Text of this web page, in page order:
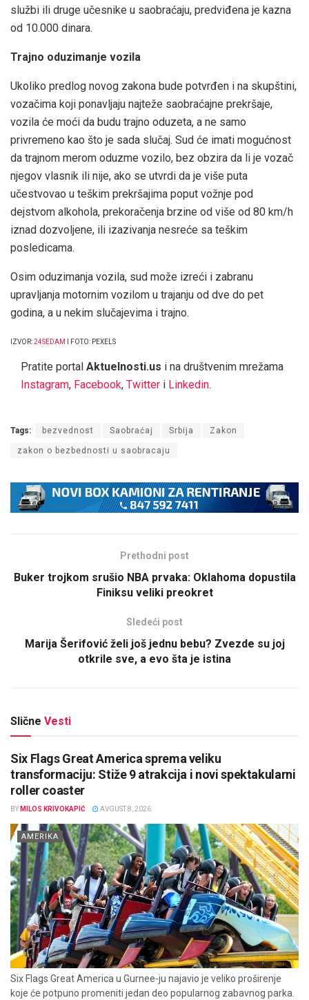
službi ili druge učesnike u saobraćaju, predviđena je kazna
od 10.000 dinara.
Trajno oduzimanje vozila
Ukoliko predlog novog zakona bude potvrđen i na skupštini,
vozačima koji ponavljaju najteže saobraćajne prekršaje,
vozila će moći da budu trajno oduzeta, a ne samo
privremeno kao što je sada slučaj. Sud će imati mogućnost
da trajnom merom oduzme vozilo, bez obzira da li je vozač
njegov vlasnik ili nije, ako se utvrdi da je više puta
učestvovao u teškim prekršajima poput vožnje pod
dejstvom alkohola, prekoračenja brzine od više od 80 km/h
iznad dozvoljene, ili izazivanja nesreće sa teškim
posledicama.
Osim oduzimanja vozila, sud može izreći i zabranu
upravljanja motornim vozilom u trajanju od dve do pet
godina, a u nekim slučajevima i trajno.
IZVOR:24SEDAM I FOTO: PEXELS
Pratite portal Aktuelnosti.us i na društvenim mrežama
Instagram, Facebook, Twitter i Linkedin.
Tags: bezvednost Saobraćaj Srbija Zakon
zakon o bezbednosti u saobracaju
Prethodni post
Buker trojkom srušio NBA prvaka: Oklahoma dopustila
Finiksu veliki preokret
Sledeći post
Marija Šerifović želi još jednu bebu? Zvezde su joj
otkrile sve, a evo šta je istina
Slične Vesti
Six Flags Great America sprema veliku
transformaciju: Stiže 9 atrakcija i novi spektakularni
roller coaster
BY MILOS KRIVOKAPIĆ AVGUST 8, 2026
AMERIKA
Six Flags Great America u Gurnee-ju najavio je veliko proširenje
koje će potpuno promeniti jedan deo popularnog zabavnog parka.